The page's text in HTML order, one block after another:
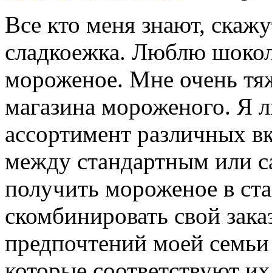
Все кто меня знают,
сладкоежка. Люблю
мороженое. Мне очень
магазина мороженого. Я
ассортимент различных
между стандартным или
получить мороженое в
скомбинировать свой
предпочтений моей